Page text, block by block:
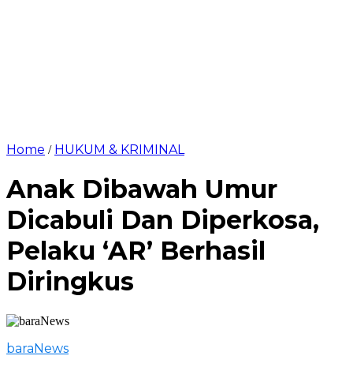
Home / HUKUM & KRIMINAL
Anak Dibawah Umur
Dicabuli Dan Diperkosa,
Pelaku ‘AR’ Berhasil
Diringkus
baraNews